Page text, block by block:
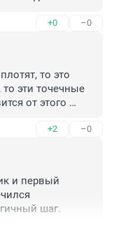
+0 –0
то это
то эти точечные
от этого
А ул. Л. Шмидта
части
и
только всем
городе.
+2 –0
и первый
шаг.